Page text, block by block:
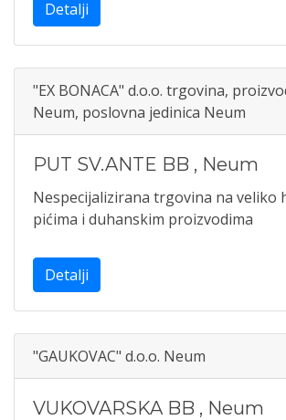
Detalji
"EX BONACA" d.o.o. trgovina,
Neum, poslovna jedinica Neum
PUT SV.ANTE BB , Neum
Nespecijalizirana trgovina na veliko
pićima i duhanskim proizvodima
Detalji
"GAUKOVAC" d.o.o. Neum
VUKOVARSKA BB , Neum